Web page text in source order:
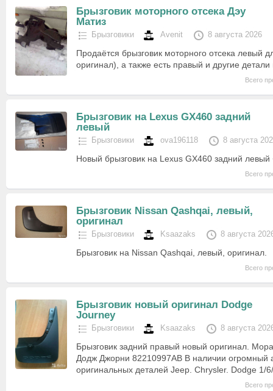
Брызговик моторного отсека Дэу
Матиз
Брызговики Avenit 8 августа 2026
Продаётся брызговик моторного отсека левый
оригинал), а также есть правый и другие детали
Всего
Брызговик на Lexus GX460 задний
левый
Брызговики ova196118 8 августа
Новый брызговик на Lexus GX460 задний левый
Всего
Брызговик Nissan Qashqai, левый,
оригинал
Брызговики Ksaazaks 8 августа
Брызговик на Nissan Qashqai, левый, оригинал.
Всего
Брызговик новый оригинал Dodge
Journey
Брызговики Ksaazaks 8 августа
Брызговик задний правый новый оригинал.
Додж Джорни 82210997AB В наличии огромный
оригинальных деталей Jeep. Chrysler. Dodge 1/
Всего